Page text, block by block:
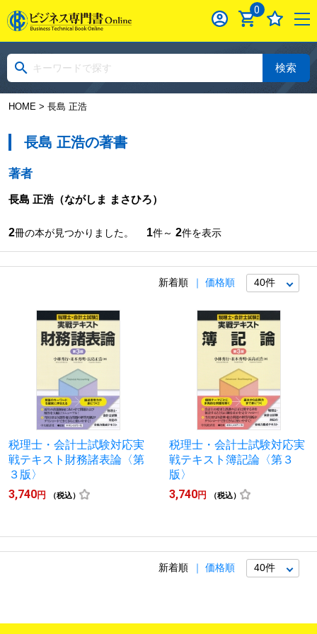
0
検索
HOME> 長島 正浩
長島 正浩の著書
著者
長島 正浩（ながしま まさひろ）
2冊の本が見つかりました。 1件～ 2件を表示
新着順 価格順
税理士・会計士試験対応実
戦テキスト財務諸表論〈第
３版〉
3,740円 （税込）
税理士・会計士試験対応実
戦テキスト簿記論〈第３
版〉
3,740円 （税込）
新着順 価格順